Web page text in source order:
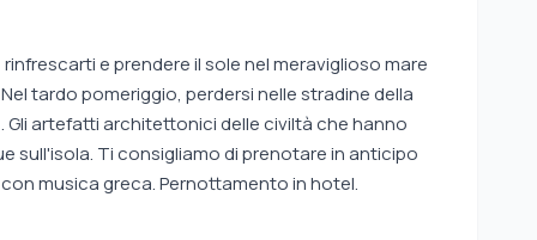
e prendere il sole nel meraviglioso mare
tardo pomeriggio, perdersi nelle stradine della
artefatti architettonici delle civiltà che hanno
sull'isola. Ti consigliamo di prenotare in anticipo
musica greca. Pernottamento in hotel.